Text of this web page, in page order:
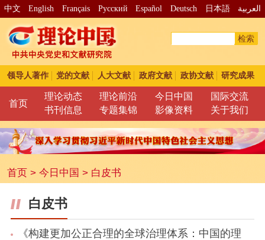
中文 English Français Pусский Español Deutsch 日本語 العربية
检索
领导人著作 党的文献 人大文献 政府文献 政协文献 研究成果
首页
理论动态 理论前沿 今日中国
国际交流
书刊信息
专题集锦 影像资料 关于我们
首页> 今日中国 > 白皮书
白皮书
《构建更加公正合理的全球治理体系：中国的理